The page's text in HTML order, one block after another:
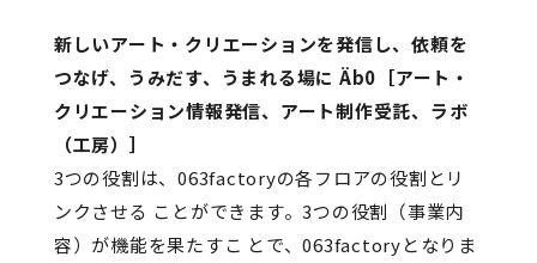
新しいアート・クリエーションを発信し、依頼を
つなげ、うみだす、うまれる場に Äb0 ［アート・
クリエーション情報発信、アート制作受託、ラボ
（工房）］
3つの役割は、063factoryの各フロアの役割とリ
ンクさせる ことができます。3つの役割（事業内
容）が機能を果たすこ とで、063factoryとなりま